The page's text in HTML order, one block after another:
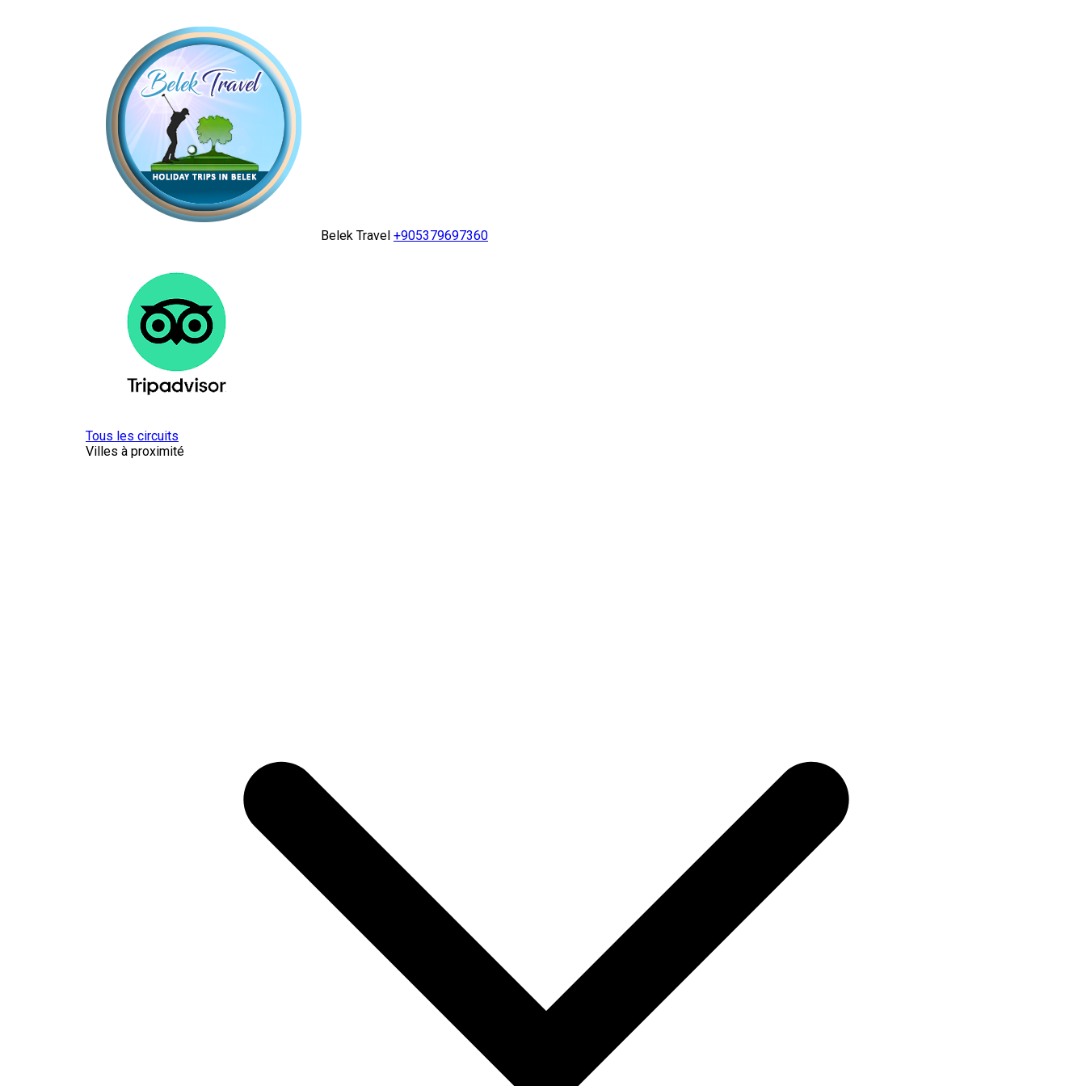
Belek Travel +905379697360
Tous les circuits
Villes à proximité